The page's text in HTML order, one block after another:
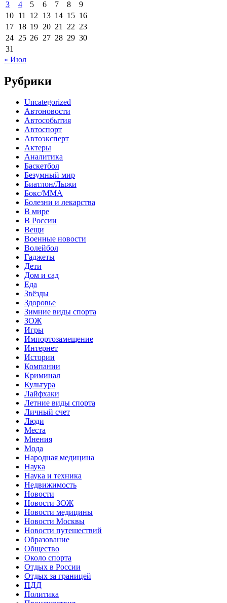
3 4 5 6 7 8
9
10 11 12 13 14 15 16
17 18 19 20 21 22 23
24 25 26 27 28 29 30
31
« Июл
Рубрики
Uncategorized
Автоновости
Автособытия
Автоспорт
Автоэксперт
Актеры
Аналитика
Баскетбол
Безумный мир
Биатлон/Лыжи
Бокс/MMA
Болезни и лекарства
В мире
В России
Вещи
Военные новости
Волейбол
Гаджеты
Дети
Дом и сад
Еда
Звёзды
Здоровье
Зимние виды спорта
ЗОЖ
Игры
Импортозамещение
Интернет
Истории
Компании
Криминал
Культура
Лайфхаки
Летние виды спорта
Личный счет
Люди
Места
Мнения
Мода
Народная медицина
Наука
Наука и техника
Недвижимость
Новости
Новости ЗОЖ
Новости медицины
Новости Москвы
Новости путешествий
Образование
Общество
Около спорта
Отдых в России
Отдых за границей
ПДД
Политика